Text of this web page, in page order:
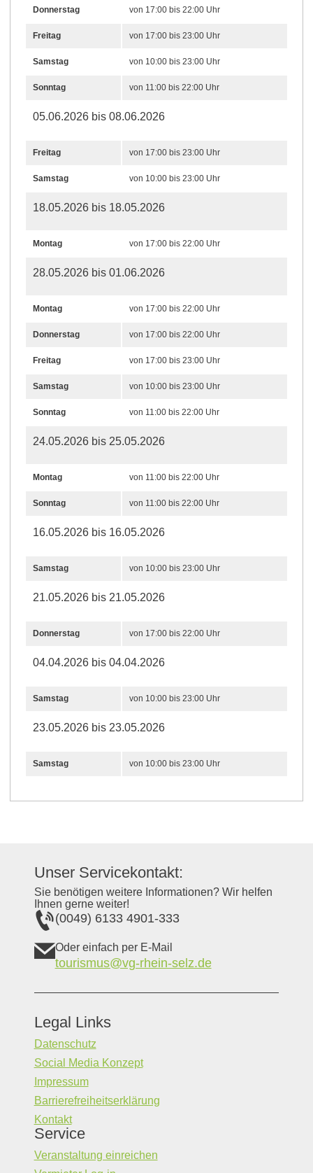
Donnerstag von 17:00 bis 22:00 Uhr
Freitag von 17:00 bis 23:00 Uhr
Samstag von 10:00 bis 23:00 Uhr
Sonntag von 11:00 bis 22:00 Uhr
05.06.2026 bis 08.06.2026
Freitag von 17:00 bis 23:00 Uhr
Samstag von 10:00 bis 23:00 Uhr
18.05.2026 bis 18.05.2026
Montag von 17:00 bis 22:00 Uhr
28.05.2026 bis 01.06.2026
Montag von 17:00 bis 22:00 Uhr
Donnerstag von 17:00 bis 22:00 Uhr
Freitag von 17:00 bis 23:00 Uhr
Samstag von 10:00 bis 23:00 Uhr
Sonntag von 11:00 bis 22:00 Uhr
24.05.2026 bis 25.05.2026
Montag von 11:00 bis 22:00 Uhr
Sonntag von 11:00 bis 22:00 Uhr
16.05.2026 bis 16.05.2026
Samstag von 10:00 bis 23:00 Uhr
21.05.2026 bis 21.05.2026
Donnerstag von 17:00 bis 22:00 Uhr
04.04.2026 bis 04.04.2026
Samstag von 10:00 bis 23:00 Uhr
23.05.2026 bis 23.05.2026
Samstag von 10:00 bis 23:00 Uhr
Unser Servicekontakt:
Sie benötigen weitere Informationen? Wir helfen
Ihnen gerne weiter!
(0049) 6133 4901-333
Oder einfach per E-Mail
tourismus@vg-rhein-selz.de
Legal Links
Datenschutz
Social Media Konzept
Impressum
Barrierefreiheitserklärung
Kontakt
Service
Veranstaltung einreichen